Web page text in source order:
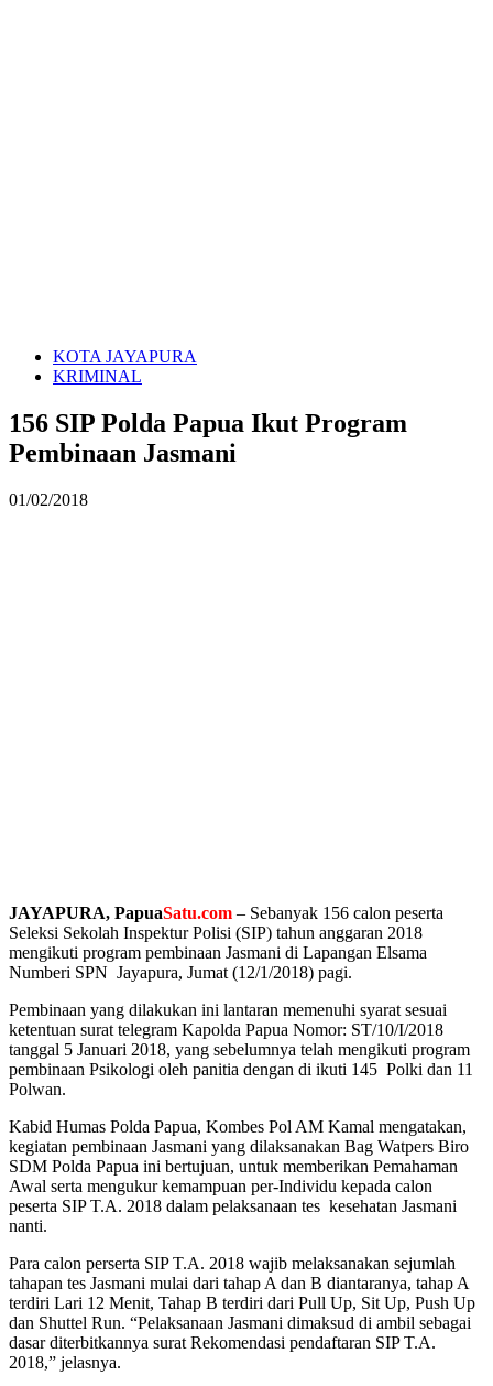
KOTA JAYAPURA
KRIMINAL
156 SIP Polda Papua Ikut Program
Pembinaan Jasmani
01/02/2018
JAYAPURA, PapuaSatu.com – Sebanyak 156 calon peserta
Seleksi Sekolah Inspektur Polisi (SIP) tahun anggaran 2018
mengikuti program pembinaan Jasmani di Lapangan Elsama
Numberi SPN Jayapura, Jumat (12/1/2018) pagi.
Pembinaan yang dilakukan ini lantaran memenuhi syarat sesuai
ketentuan surat telegram Kapolda Papua Nomor: ST/10/I/2018
tanggal 5 Januari 2018, yang sebelumnya telah mengikuti program
pembinaan Psikologi oleh panitia dengan di ikuti 145 Polki dan 11
Polwan.
Kabid Humas Polda Papua, Kombes Pol AM Kamal mengatakan,
kegiatan pembinaan Jasmani yang dilaksanakan Bag Watpers Biro
SDM Polda Papua ini bertujuan, untuk memberikan Pemahaman
Awal serta mengukur kemampuan per-Individu kepada calon
peserta SIP T.A. 2018 dalam pelaksanaan tes kesehatan Jasmani
nanti.
Para calon perserta SIP T.A. 2018 wajib melaksanakan sejumlah
tahapan tes Jasmani mulai dari tahap A dan B diantaranya, tahap A
terdiri Lari 12 Menit, Tahap B terdiri dari Pull Up, Sit Up, Push Up
dan Shuttel Run. “Pelaksanaan Jasmani dimaksud di ambil sebagai
dasar diterbitkannya surat Rekomendasi pendaftaran SIP T.A.
2018,” jelasnya.